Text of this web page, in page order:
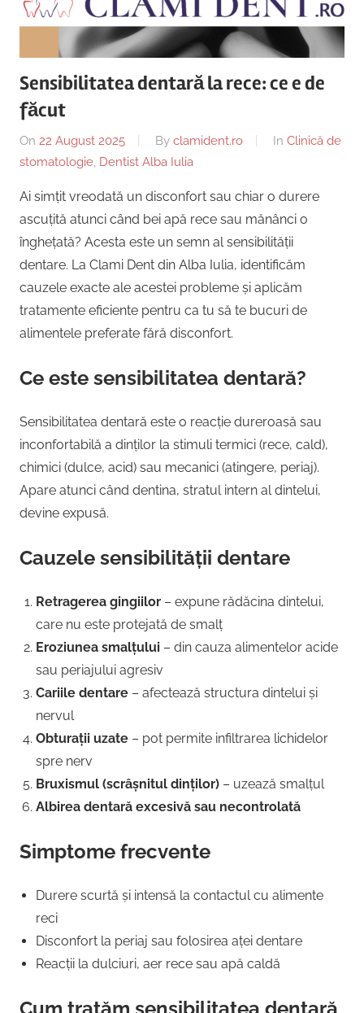
|
Centru
Implantologie
Copii,
Dentist,
Strada
Lăncrănjan
19,
510218,
România
+40754463365
Sensibilitatea dentară la rece: ce e de
făcut
On 22 August 2025 By clamident.ro In Clinică de
stomatologie Dentist Alba Iulia
Ai simțit vreodată un disconfort sau chiar o durere
ascuțită atunci când bei apă rece sau mănânci o
înghețată? Acesta este un semn al sensibilității
dentare. La Clami Dent din Alba Iulia, identificăm
cauzele exacte ale acestei probleme și aplicăm
tratamente eficiente pentru ca tu să te bucuri de
alimentele preferate fără disconfort.
Ce este sensibilitatea dentară?
Sensibilitatea dentară este o reacție dureroasă sau
inconfortabilă a dinților la stimuli termici (rece, cald),
chimici (dulce, acid) sau mecanici (atingere, periaj).
Apare atunci când dentina, stratul intern al dintelui,
devine expusă.
Cauzele sensibilității dentare
Retragerea gingiilor – expune rădăcina dintelui,
care nu este protejată de smalț
Eroziunea smalțului – din cauza alimentelor acide
sau periajului agresiv
Cariile dentare – afectează structura dintelui și
nervul
Obturații uzate – pot permite infiltrarea lichidelor
spre nerv
Bruxismul (scrâșnitul dinților) – uzează smalțul
Albirea dentară excesivă sau necontrolată
Simptome frecvente
Durere scurtă și intensă la contactul cu alimente
reci
Disconfort la periaj sau folosirea aței dentare
Reacții la dulciuri, aer rece sau apă caldă
Cum tratăm sensibilitatea dentară